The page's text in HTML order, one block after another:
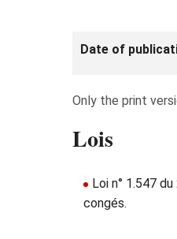
Date of
Only the print
Lois
Loi n° 1.547
congés.